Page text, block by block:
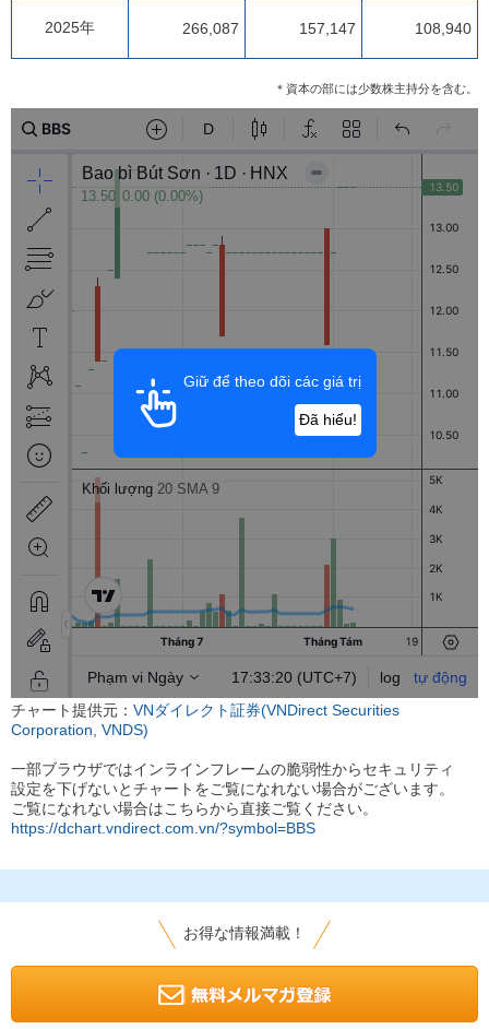
2025年 266,087 157,147 108,940
＊資本の部には少数株主持分を含む。
チャート提供元： VNダイレクト証券(VNDirect Securities
Corporation, VNDS)
一部ブラウザではインラインフレームの脆弱性からセキュリティ
設定を下げないとチャートをご覧になれない場合がございます。
ご覧になれない場合はこちらから直接ご覧ください。
https://dchart.vndirect.com.vn/?symbol=BBS
お得な情報満載！